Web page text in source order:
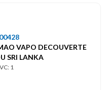
VAPO DECOUVERTE
SRI LANKA
1